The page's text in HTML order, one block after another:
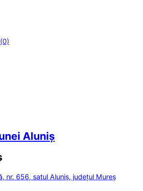
Aluniș
nr. 656, satul Aluniș, județul Mureș